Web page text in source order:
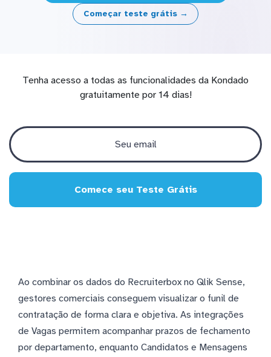
Começar teste grátis →
Tenha acesso a todas as funcionalidades da Kondado
gratuitamente por 14 dias!
Comece seu Teste Grátis
Ao combinar os dados do Recruiterbox no Qlik Sense,
gestores comerciais conseguem visualizar o funil de
contratação de forma clara e objetiva. As integrações
de Vagas permitem acompanhar prazos de fechamento
por departamento, enquanto Candidatos e Mensagens